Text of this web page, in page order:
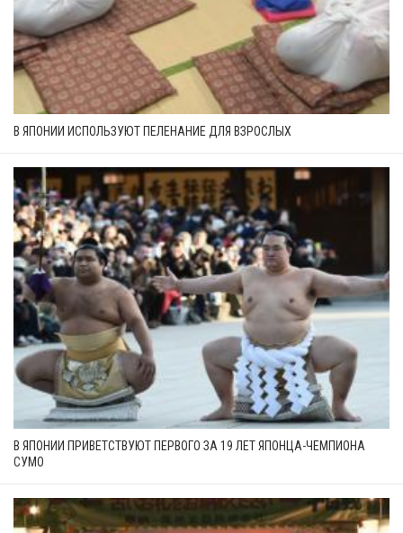
В ЯПОНИИ ИСПОЛЬЗУЮТ ПЕЛЕНАНИЕ ДЛЯ ВЗРОСЛЫХ
В ЯПОНИИ ПРИВЕТСТВУЮТ ПЕРВОГО ЗА 19 ЛЕТ ЯПОНЦА-ЧЕМПИОНА
СУМО